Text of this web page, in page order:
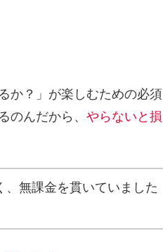
か？」が楽しむための必須
のんだから、 やらないと損
無課金を貫いていました